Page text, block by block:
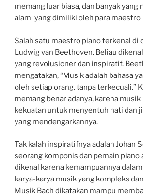
memang luar biasa, dan banyak yang
alami yang dimiliki oleh para maestro
Salah satu maestro piano terkenal di
Ludwig van Beethoven. Beliau
yang revolusioner dan inspiratif.
mengatakan, “Musik adalah bahasa
oleh setiap orang, tanpa terkecuali.”
memang benar adanya, karena
kekuatan untuk menyentuh hati dan
yang mendengarkannya.
Tak kalah inspiratifnya adalah Johan
seorang komponis dan pemain piano
dikenal karena kemampuannya
karya-karya musik yang kompleks
Musik Bach dikatakan mampu